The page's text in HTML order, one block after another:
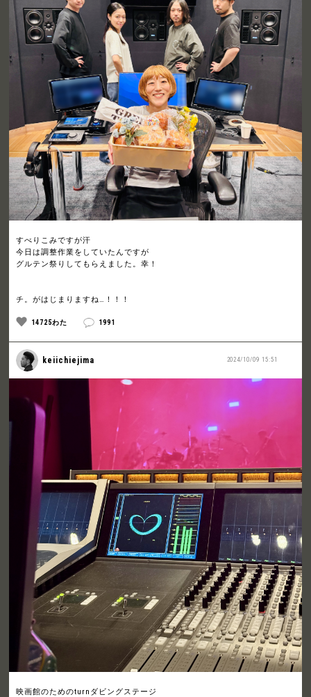
すべりこみですが汗
今日は調整作業をしていたんですが
グルテン祭りしてもらえました。幸！
チ。がはじまりますね…！！！
14725わた 1991
2024/10/09 15:51
keiichiejima
映画館のためのturnダビングステージ